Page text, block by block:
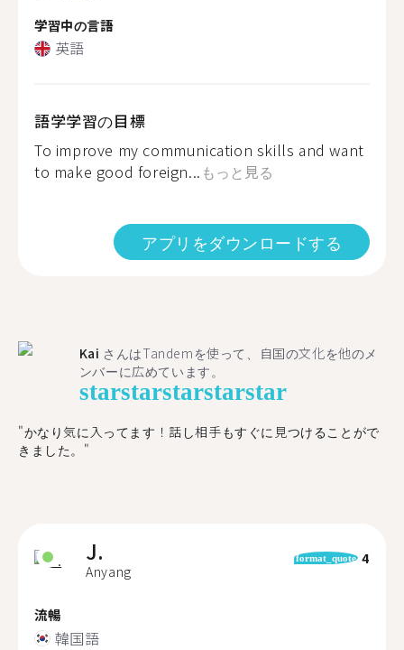
学習中の言語
英語
語学学習の目標
To improve my communication skills and want
to make good foreign... もっと見る
アプリをダウンロードする
Kai さんはTandemを使って、自国の文化を他のメ
ンバーに広めています。
starstarstarstarstar
"かなり気に入ってます！話し相手もすぐに見つけることがで
きました。"
J.
Anyang
format_quote 4
流暢
韓国語